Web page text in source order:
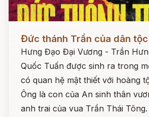
Đức thánh Trần của dân
Hưng Đạo Đại Vương - Trần
Quốc Tuấn được sinh ra trong
có quan hệ mật thiết với hoàng
Ông là con của An sinh thân
anh trai của vua Trần Thái Tông.